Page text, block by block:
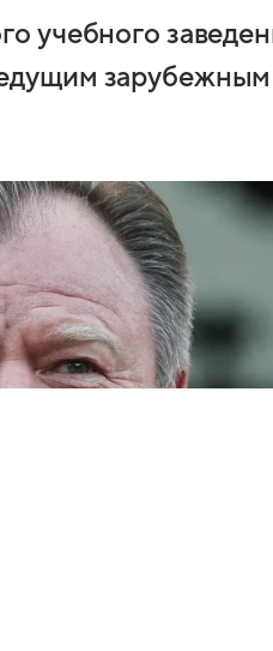
учебного